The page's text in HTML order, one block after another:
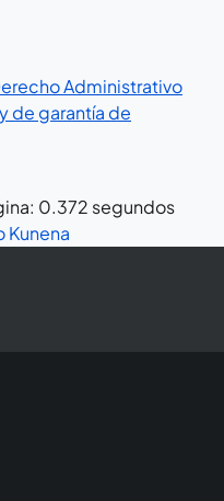
Administrativo
de garantía de
0.372 segundos
Kunena